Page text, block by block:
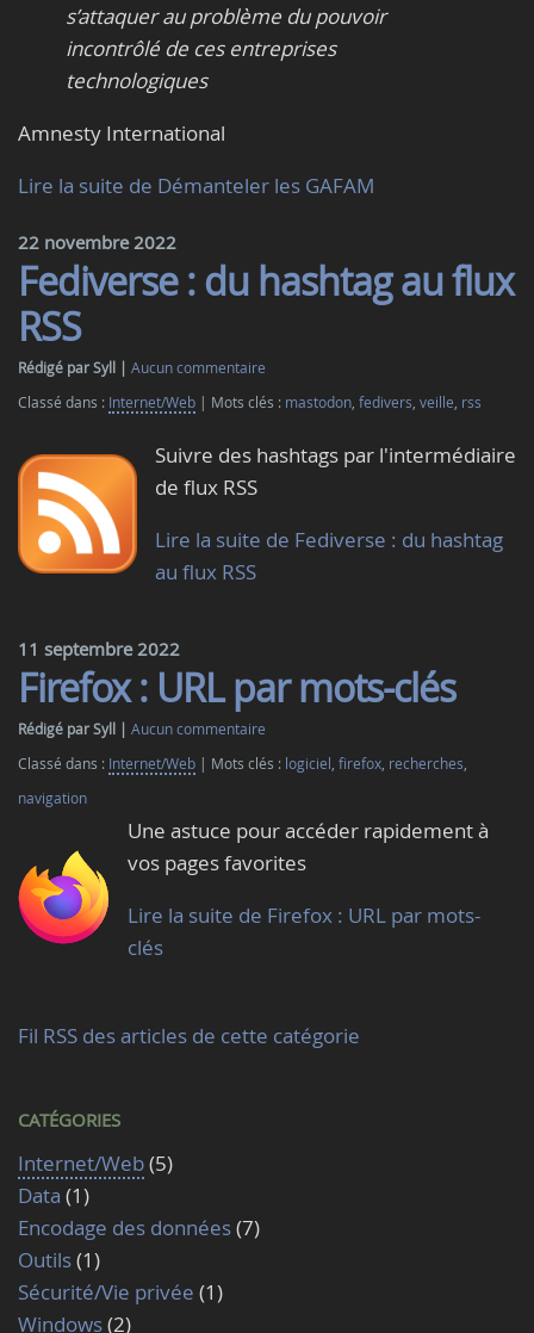
s’attaquer au problème du pouvoir
incontrôlé de ces entreprises
technologiques
Amnesty International
Lire la suite de Démanteler les GAFAM
22 novembre 2022
Fediverse : du hashtag au flux
RSS
Rédigé par Syll
Aucun commentaire
Classé dans : Internet/Web Mots clés : mastodon fedivers veille rss
Suivre des hashtags par l'intermédiaire
de flux RSS
Lire la suite de Fediverse : du hashtag
au flux RSS
11 septembre 2022
Firefox : URL par mots-clés
Rédigé par Syll
Aucun commentaire
Classé dans : Internet/Web Mots clés : logiciel firefox recherches
navigation
Une astuce pour accéder rapidement à
vos pages favorites
Lire la suite de Firefox : URL par mots-
clés
Fil RSS des articles de cette catégorie
CATÉGORIES
Internet/Web(5)
Data (1)
Encodage des données(7)
Outils(1)
Sécurité/Vie privée (1)
Windows(2)